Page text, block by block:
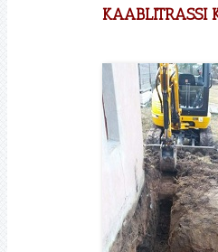
KAABLITRASSI